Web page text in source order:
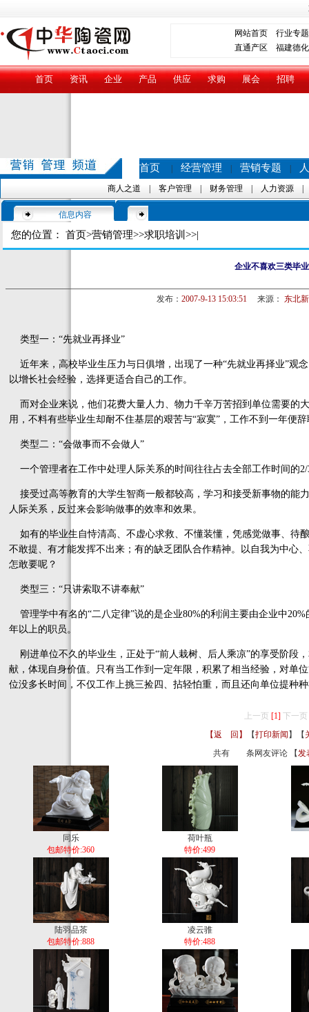
网站首页
行业专题
直通产区 福建德化
首页 资讯 企业 产品 供应 求购 展会 招聘
首页 经营管理 营销专题
商人之道 客户管理 财务管理 人力资源
信息内容
您的位置： 首页>营销管理>>求职培训 >>|
企业不喜欢三类毕
发布： 2007-9-13 15:03:51 来源： 东北
类型一：“先就业再择业”
近年来，高校毕业生压力与日俱增，出现了一种“先就业再择业”观
以增长社会经验，选择更适合自己的工作。
而对企业来说，他们花费大量人力、物力千辛万苦招到单位需要的
用，不料有些毕业生却耐不住基层的艰苦与“寂寞”，工作不到一年便
类型二：“会做事而不会做人”
一个管理者在工作中处理人际关系的时间往往占去全部工作时间的2/
接受过高等教育的大学生智商一般都较高，学习和接受新事物的能
人际关系，反过来会影响做事的效率和效果。
如有的毕业生自恃清高、不虚心求救、不懂装懂，凭感觉做事、待
不敢提、有才能发挥不出来；有的缺乏团队合作精神。以自我为中
怎敢要呢？
类型三：“只讲索取不讲奉献”
管理学中有名的“二八定律”说的是企业80%的利润主要由企业中
年以上的职员。
刚进单位不久的毕业生，正处于“前人栽树、后人乘凉”的享受阶段
献，体现自身价值。只有当工作到一定年限，积累了相当经验，对单
位没多长时间，不仅工作上挑三捡四、拈轻怕重，而且还向单位提种
上一页 [1] 下一页
【返 回】
【打印新闻 】【
共有
条网友评论 【发
同乐
包邮特价:360
荷叶瓶
特价:499
陆羽品茶
包邮特价:888
凌云骓
特价:488